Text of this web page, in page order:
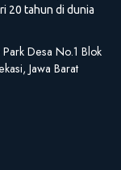
20 tahun di dunia
Park Desa No.1 Blok
Jawa Barat